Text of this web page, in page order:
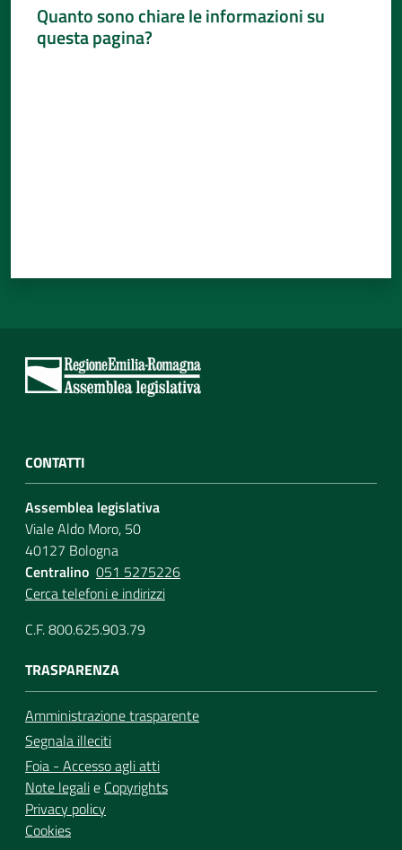
Quanto sono chiare le informazioni su
questa pagina?
CONTATTI
Assemblea legislativa
Viale Aldo Moro, 50
40127 Bologna
Centralino 051 5275226
Cerca telefoni e indirizzi
C.F. 800.625.903.79
TRASPARENZA
Amministrazione trasparente
Segnala illeciti
Foia - Accesso agli atti
Note legalie Copyrights
Privacy policy
Cookies